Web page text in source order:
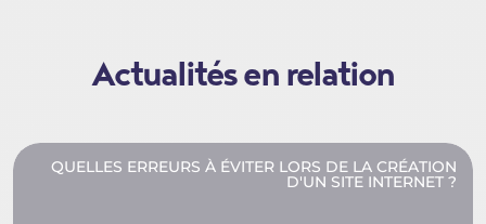
Actualités en relation
QUELLES ERREURS À ÉVITER LORS DE LA CRÉATION
D'UN SITE INTERNET ?